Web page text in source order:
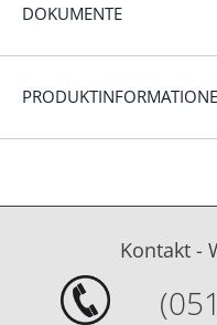
DOKUMENTE
Kontakt -